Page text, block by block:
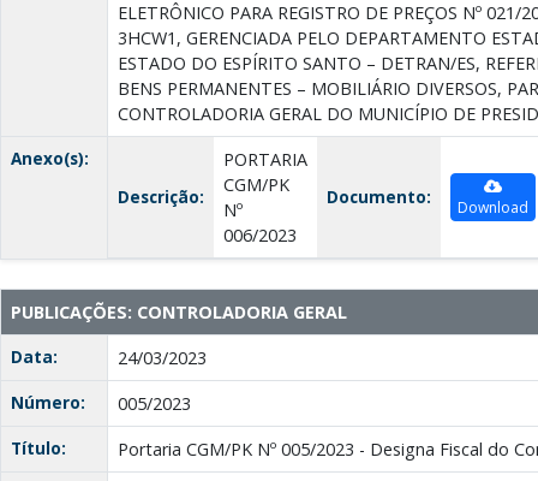
ELETRÔNICO PARA REGISTRO DE PREÇOS Nº 021/
3HCW1, GERENCIADA PELO DEPARTAMENTO
ESTADO DO ESPÍRITO SANTO – DETRAN/ES,
BENS PERMANENTES – MOBILIÁRIO DIVERSOS,
CONTROLADORIA GERAL DO MUNICÍPIO DE
Anexo(s):
Descrição:
PORTARIA
CGM/PK
Nº
006/2023
Documento: Download
PUBLICAÇÕES: CONTROLADORIA GERAL
Data:
24/03/2023
Número:
005/2023
Título:
Portaria CGM/PK Nº 005/2023 - Designa Fiscal do